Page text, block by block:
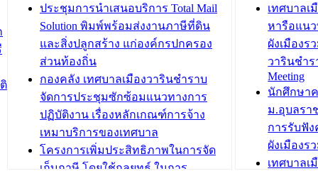
องคมนตรี
สำนักทะเบียนท้องถิ่นเทศบาลเมือง
วารินชำราบ ดำเนินการมอบทะเบียน
บ้าน ทร.14 และบัตรประจำตัว
ประชาชนบุคคลประเภท 8 แก่บุคคลที่
ได้รับการเพิ่มชื่อในทะเบียนบ้าน
(ท.ร.14) กรณีคนไม่มีสัญชาติไทยได้รับ
อนุญาตให้มีถิ่นที่อยู่
ประชุมคณะกรรมการประเมินผลการ
ควบคุมภายในของ สำนัก/กอง/
ประชุมที
ชีวา สร้า
ขับเคลื่อน
“เมืองแห่
บทความ อื่นๆ ...
ประชุมการนำเสนอบริการ Total Mail
Solution พิมพ์พร้อมส่งงานภาษีที่ดิน
และสิ่งปลูกสร้าง แก่องค์กรปกครอง
ส่วนท้องถิ่น
กองคลัง เทศบาลเมืองวารินชำราบ
จัดการประชุมซักซ้อมแนวทางการ
ปฏิบัติงาน เรื่องหลักเกณฑ์การจ้าง
เหมาบริการของเทศบาล
โครงการเพิ่มประสิทธิภาพในการจัด
เก็บภาษี โดยใช้กลยุทธ์ ในการ
เทศบาลเ
หารือแน
ผังเมืองร
วารินชำร
Meeting
นักศึกษา
ม.อุบลรา
การรับฟั
ผังเมืองร
เทศบาลเ